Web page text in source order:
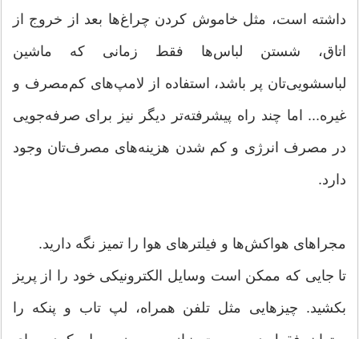
داشته است، مثل خاموش کردن چراغ‌‎ها بعد از خروج از
اتاق، شستن لباس‌‏ها فقط زمانی که ماشین
لباسشویی‌‏تان پر باشد، استفاده از لامپ‎‌های کم‌مصرف و
غیره... اما چند راه‎ پیشرفته‏‌تر دیگر نیز برای صرفه‏‌جویی
در مصرف انرژی و کم شدن هزینه‏‌های مصرف‌‎تان وجود
دارد.
مجراهای هواکش‌ها و فیلتر‌های هوا را تمیز نگه دارید.
تا جایی که ممکن است وسایل الکترونیکی خود را از پریز
بکشید. چیزهایی مثل تلفن همراه، لپ تاب و پنکه را